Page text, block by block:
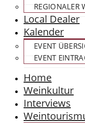
REGIONALER
Local Dealer
Kalender
EVENT
EVENT
Home
Weinkultur
Interviews